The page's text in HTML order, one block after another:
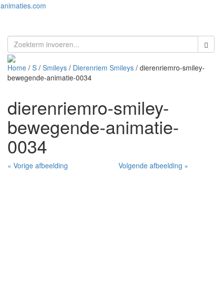
animaties.com
Home / S / Smileys / Dierenriem Smileys / dierenriemro-smiley-
bewegende-animatie-0034
dierenriemro-smiley-
bewegende-animatie-
0034
« Vorige afbeelding Volgende afbeelding »